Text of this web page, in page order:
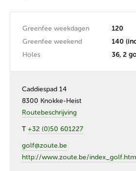
Greenfee weekdagen
120
Greenfee weekend
140
Holes
36, 2
Caddiespad 14
8300 Knokke-Heist
Routebeschrijving
T+32 (0)50 601227
golf@zoute.be
http://www.zoute.be/index_golf.htm